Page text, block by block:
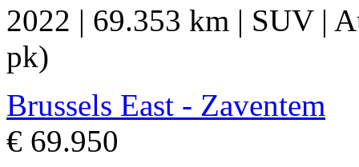
2022 | 69.353 km | SUV|
pk)
Brussels East - Zaventem
€ 69.950